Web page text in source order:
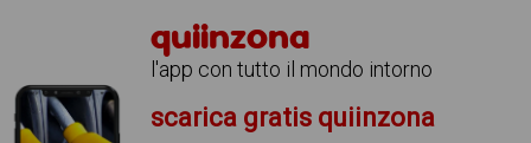
quiinzona
l'app con tutto il mondo intorno
scarica gratis quiinzona